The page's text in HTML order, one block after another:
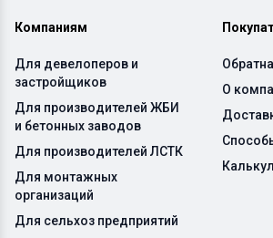
Компаниям
Для девелоперов и
застройщиков
Для производителей ЖБИ
и бетонных заводов
Для производителей ЛСТК
Для монтажных
организаций
Для сельхоз предприятий
О